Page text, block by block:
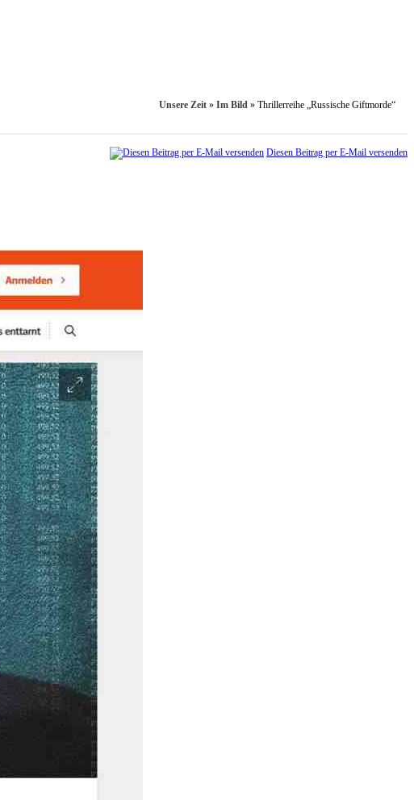
Unsere Zeit » Im Bild » Thrillerreihe „Russische Giftmorde“
Diesen Beitrag per E-Mail versenden